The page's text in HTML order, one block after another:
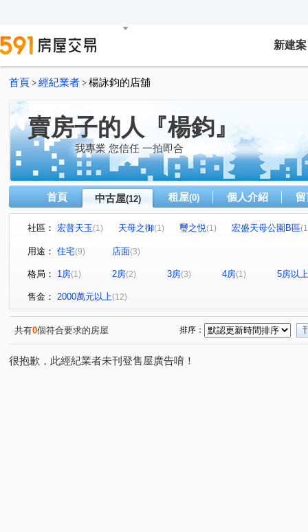
新建案
首頁 > 經紀業者 > 楊詠鈞的店舖
賣房子的人『楊鈞』
我專業 您信任 一拍即合
首頁 中古屋(12) 租屋(0) 個人介紹
社區： 宏普天玉(1) 天母之御(1) 璽之悦(1) 宏盛天母公園B區
雨聲街 通河街
中山北路七段 (1)
用途： 住宅(9) 店面(3)
格局： 1房(1) 2房(2) 3房(3) 4房(1) 5房以上
售金： 2000萬元以上(12)
共有0個符合要求的房屋 排序：
很抱歉，此經紀業者未刊登售屋廣告唷！